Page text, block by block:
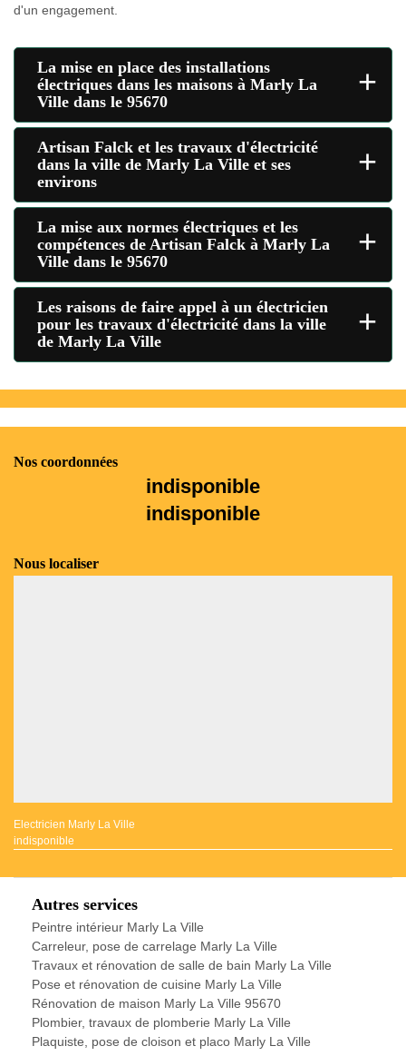
d'un engagement.
La mise en place des installations
électriques dans les maisons à Marly La
Ville dans le 95670
+
Artisan Falck et les travaux d'électricité
dans la ville de Marly La Ville et ses
environs
+
La mise aux normes électriques et les
compétences de Artisan Falck à Marly La
Ville dans le 95670
+
Les raisons de faire appel à un électricien
pour les travaux d'électricité dans la ville
de Marly La Ville
+
Nos coordonnées
indisponible
indisponible
Nous localiser
Electricien Marly La Ville
indisponible
Autres services
Peintre intérieur Marly La Ville
Carreleur, pose de carrelage Marly La Ville
Travaux et rénovation de salle de bain Marly La Ville
Pose et rénovation de cuisine Marly La Ville
Rénovation de maison Marly La Ville 95670
Plombier, travaux de plomberie Marly La Ville
Plaquiste, pose de cloison et placo Marly La Ville